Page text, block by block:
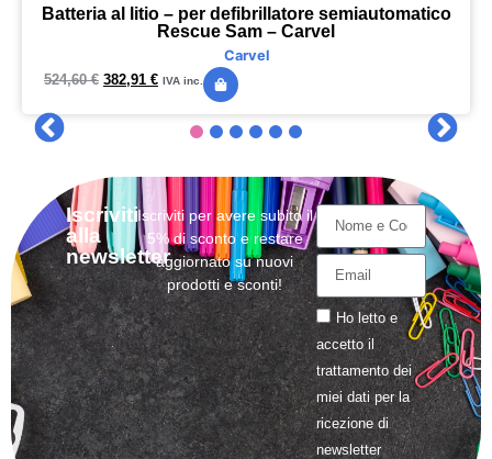
Batteria al litio – per defibrillatore semiautomatico
Rescue Sam – Carvel
Carvel
524,60€ 382,91 € IVA inc.
Iscriviti
alla
newsletter
Iscriviti per avere subito il
5% di sconto e restare
aggiornato su nuovi
prodotti e sconti!
Ho letto e
accetto il
trattamentodei
miei dati per la
ricezione di
newsletter